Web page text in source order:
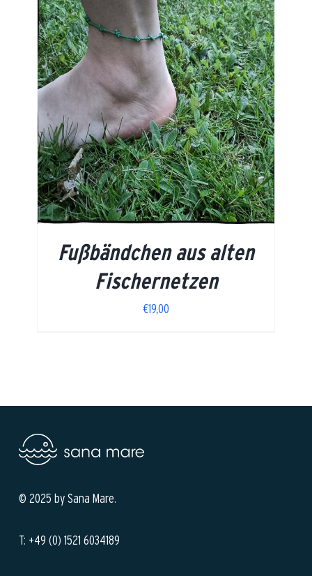
Fußbändchen aus alten
Fischernetzen
€19,00
© 2025 by Sana Mare.
T: +49 (0) 1521 6034189